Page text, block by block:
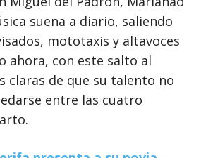
suena a diario, saliendo
mototaxis y altavoces
ahora, con este salto al
claras de que su talento no
entre las cuatro